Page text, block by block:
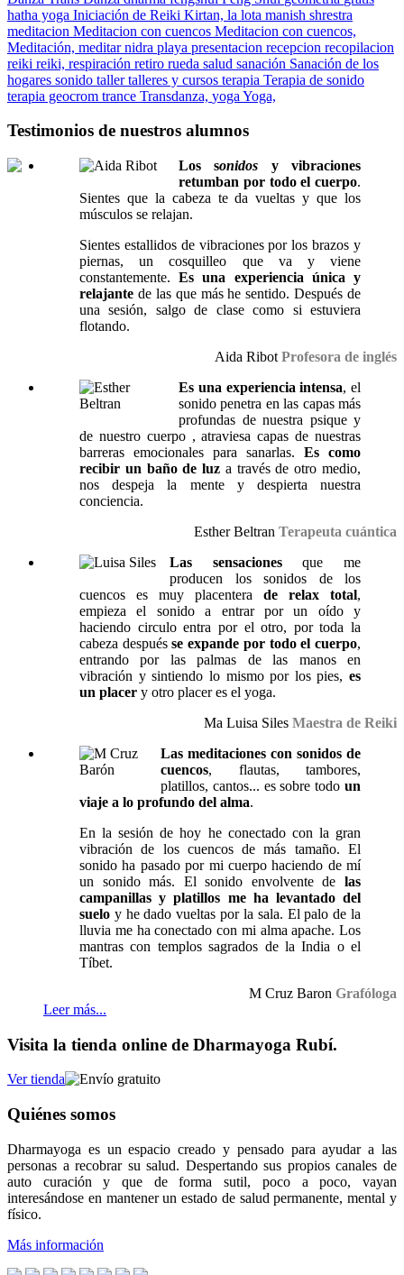
hatha yoga Iniciación de Reiki Kirtan, la lota manish shrestra
meditacion Meditacion con cuencos Meditacion con cuencos,
Meditación, meditarnidra playa presentacion recepcion recopilacion
reiki reiki, respiración retiro rueda salud sanación Sanación de los
hogares sonido tallertalleres y cursos terapia Terapia de sonido
terapia geocrom trance Transdanza, yoga Yoga,
Testimonios de nuestros alumnos
Los sonidos y vibraciones
retumban por todo el cuerpo.
Sientes que la cabeza te da vueltas y que los
músculos se relajan.
Sientes estallidos de vibraciones por los brazos y
piernas, un cosquilleo que va y viene
constantemente.Es una experiencia única y
relajante de las que más he sentido. Después de
una sesión, salgo de clase como si estuviera
flotando.
Aida Ribot Profesora de inglés
Es una experiencia intensa, el
sonido penetra en las capas más
profundas de nuestra psique y
de nuestro cuerpo , atraviesa capas de nuestras
barreras emocionales para sanarlas. Es como
recibir un baño de luz a través de otro medio,
nos despeja la mente y despierta nuestra
conciencia.
Esther Beltran Terapeuta cuántica
Las sensacionesque me
producen los sonidos de los
cuencos es muy placentera de relax total,
empieza el sonido a entrar por un oído y
haciendo circulo entra por el otro, por toda la
cabeza despuésse expande por todo el cuerpo,
entrando por las palmas de las manos en
vibración y sintiendo lo mismo por los pies, es
un placer y otro placer es el yoga.
Ma Luisa Siles Maestra de Reiki
Las meditaciones con sonidos de
cuencos, flautas, tambores,
platillos, cantos... es sobre todo un
viaje a lo profundo del alma.
En la sesión de hoy he conectado con la gran
vibración de los cuencos de más tamaño. El
sonido ha pasado por mi cuerpo haciendo de mí
un sonido más. El sonido envolvente de las
campanillas y platillos me ha levantado del
suelo y he dado vueltas por la sala. El palo de la
lluvia me ha conectado con mi alma apache. Los
mantras con templos sagrados de la India o el
Tíbet.
M Cruz Baron Grafóloga
Leer más...
Visita la tienda online de Dharmayoga Rubí.
Ver tienda
Quiénes somos
Dharmayoga es un espacio creado y pensado para ayudar a las
personas a recobrar su salud. Despertando sus propios canales de
auto curación y que de forma sutil, poco a poco, vayan
interesándose en mantener un estado de salud permanente, mental y
físico.
Más información